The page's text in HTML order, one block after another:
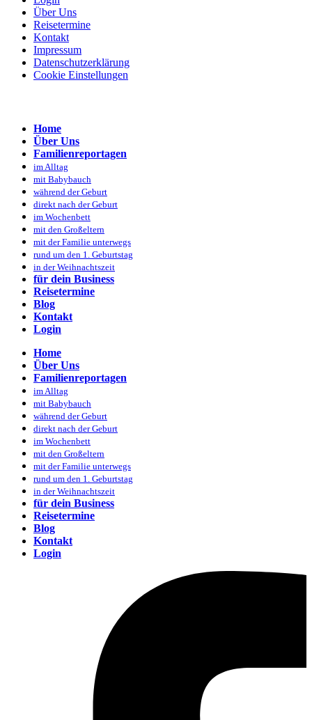
Über Uns
Reisetermine
Kontakt
Impressum
Datenschutzerklärung
Cookie Einstellungen
Home
Über Uns
Familienreportagen
im Alltag
mit Babybauch
während der Geburt
direkt nach der Geburt
im Wochenbett
mit den Großeltern
mit der Familie unterwegs
rund um den 1. Geburtstag
in der Weihnachtszeit
für dein Business
Reisetermine
Blog
Kontakt
Login
Home
Über Uns
Familienreportagen
im Alltag
mit Babybauch
während der Geburt
direkt nach der Geburt
im Wochenbett
mit den Großeltern
mit der Familie unterwegs
rund um den 1. Geburtstag
in der Weihnachtszeit
für dein Business
Reisetermine
Blog
Kontakt
Login